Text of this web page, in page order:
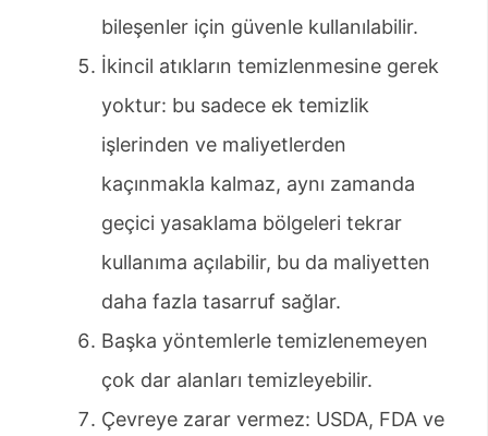
bileşenler için güvenle kullanılabilir.
İkincil atıkların temizlenmesine gerek
yoktur: bu sadece ek temizlik
işlerinden ve maliyetlerden
kaçınmakla kalmaz, aynı zamanda
geçici yasaklama bölgeleri tekrar
kullanıma açılabilir, bu da maliyetten
daha fazla tasarruf sağlar.
Başka yöntemlerle temizlenemeyen
çok dar alanları temizleyebilir.
Çevreye zarar vermez: USDA, FDA ve